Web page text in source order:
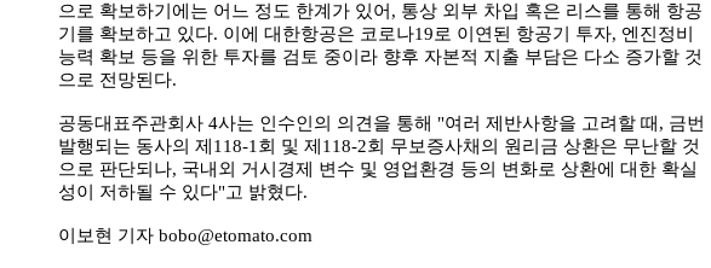
으로 확보하기에는 어느 정도 한계가 있어, 통상 외부 차입 혹은 리스를 통해 항공
기를 확보하고 있다. 이에 대한항공은 코로나19로 이연된 항공기 투자, 엔진정비
능력 확보 등을 위한 투자를 검토 중이라 향후 자본적 지출 부담은 다소 증가할 것
으로 전망된다.
공동대표주관회사 4사는 인수인의 의견을 통해 "여러 제반사항을 고려할 때, 금번
발행되는 동사의 제118-1회 및 제118-2회 무보증사채의 원리금 상환은 무난할 것
으로 판단되나, 국내외 거시경제 변수 및 영업환경 등의 변화로 상환에 대한 확실
성이 저하될 수 있다"고 밝혔다.
이보현 기자 bobo@etomato.com